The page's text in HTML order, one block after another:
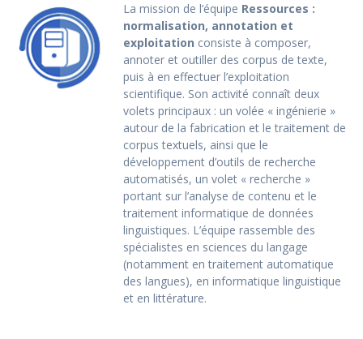
La mission de l’équipe Ressources :
normalisation, annotation et
exploitation consiste à composer,
annoter et outiller des corpus de texte,
puis à en effectuer l’exploitation
scientifique. Son activité connaît deux
volets principaux : un volée « ingénierie »
autour de la fabrication et le traitement de
corpus textuels, ainsi que le
développement d’outils de recherche
automatisés, un volet « recherche »
portant sur l’analyse de contenu et le
traitement informatique de données
linguistiques. L’équipe rassemble des
spécialistes en sciences du langage
(notamment en traitement automatique
des langues), en informatique linguistique
et en littérature.